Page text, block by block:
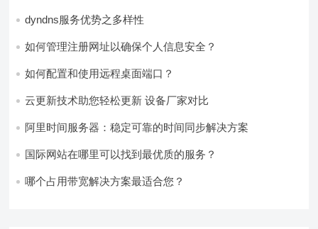
dyndns服务优势之多样性
如何管理注册网址以确保个人信息安全？
如何配置和使用远程桌面端口？
云更新技术助您轻松更新 设备厂家对比
阿里时间服务器：稳定可靠的时间同步解决方案
国际网站在哪里可以找到最优质的服务？
哪个占用带宽解决方案最适合您？